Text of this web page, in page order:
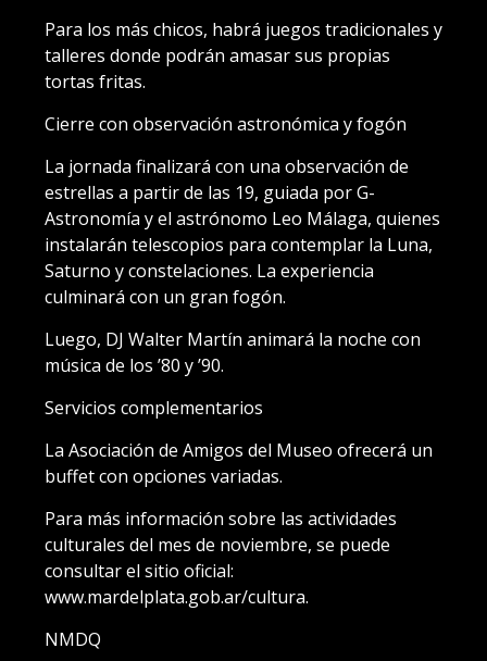
Para los más chicos, habrá juegos tradicionales y
talleres donde podrán amasar sus propias
tortas fritas.
Cierre con observación astronómica y fogón
La jornada finalizará con una observación de
estrellas a partir de las 19, guiada por G-
Astronomía y el astrónomo Leo Málaga, quienes
instalarán telescopios para contemplar la Luna,
Saturno y constelaciones. La experiencia
culminará con un gran fogón.
Luego, DJ Walter Martín animará la noche con
música de los ’80 y ’90.
Servicios complementarios
La Asociación de Amigos del Museo ofrecerá un
buffet con opciones variadas.
Para más información sobre las actividades
culturales del mes de noviembre, se puede
consultar el sitio oficial:
www.mardelplata.gob.ar/cultura.
NMDQ